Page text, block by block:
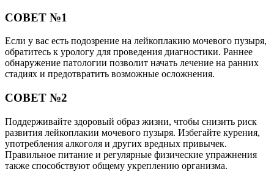
СОВЕТ №1
Если у вас есть подозрение на лейкоплакию мочевого пузыря,
обратитесь к урологу для проведения диагностики. Раннее
обнаружение патологии позволит начать лечение на ранних
стадиях и предотвратить возможные осложнения.
СОВЕТ №2
Поддерживайте здоровый образ жизни, чтобы снизить риск
развития лейкоплакии мочевого пузыря. Избегайте курения,
употребления алкоголя и других вредных привычек.
Правильное питание и регулярные физические упражнения
также способствуют общему укреплению организма.